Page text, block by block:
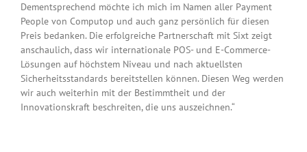
Dementsprechend möchte ich mich im Namen aller Payment
People von Computop und auch ganz persönlich für diesen
Preis bedanken. Die erfolgreiche Partnerschaft mit Sixt zeigt
anschaulich, dass wir internationale POS- und E-Commerce-
Lösungen auf höchstem Niveau und nach aktuellsten
Sicherheitsstandards bereitstellen können. Diesen Weg werden
wir auch weiterhin mit der Bestimmtheit und der
Innovationskraft beschreiten, die uns auszeichnen.“